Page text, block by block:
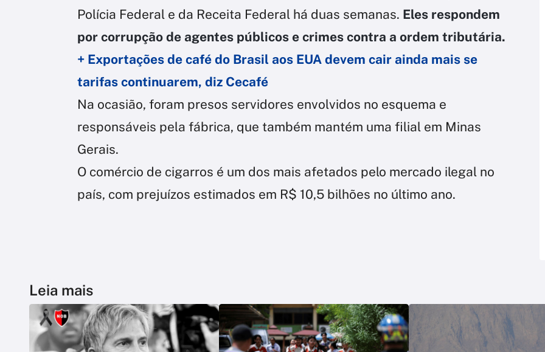
Polícia Federal e da Receita Federal há duas semanas. Eles respondem
por corrupção de agentes públicos e crimes contra a ordem tributária.
+ Exportações de café do Brasil aos EUA devem cair ainda mais se
tarifas continuarem, diz Cecafé
Na ocasião, foram presos servidores envolvidos no esquema e
responsáveis pela fábrica, que também mantém uma filial em Minas
Gerais.
O comércio de cigarros é um dos mais afetados pelo mercado ilegal no
país, com prejuízos estimados em R$ 10,5 bilhões no último ano.
Leia mais